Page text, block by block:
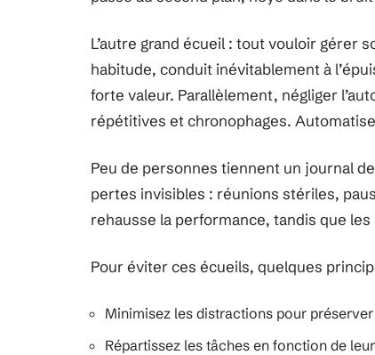
L’autre grand écueil : tout vouloir gérer
habitude, conduit inévitablement à
forte valeur. Parallèlement, négliger
répétitives et chronophages.
Peu de personnes tiennent un journal
pertes invisibles : réunions stériles,
rehausse la performance, tandis que
Pour éviter ces écueils, quelques
Minimisez les distractions pour préserver
Répartissez les tâches en fonction de